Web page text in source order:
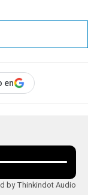
en
by Thinkindot Audio